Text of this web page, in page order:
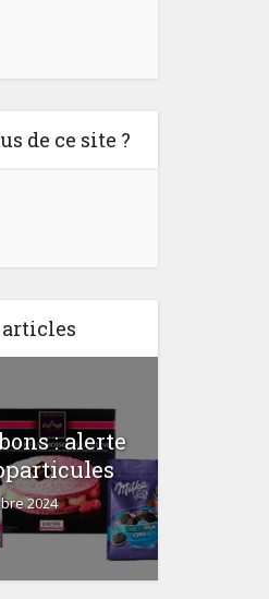
de ce site ?
: alerte
2024